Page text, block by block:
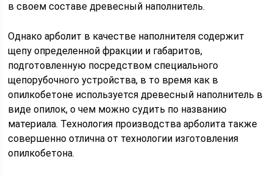
в своем составе древесный наполнитель.
Однако арболит в качестве наполнителя содержит
щепу определенной фракции и габаритов,
подготовленную посредством специального
щепорубочного устройства, в то время как в
опилкобетоне используется древесный наполнитель в
виде опилок, о чем можно судить по названию
материала. Технология производства арболита также
совершенно отлична от технологии изготовления
опилкобетона.